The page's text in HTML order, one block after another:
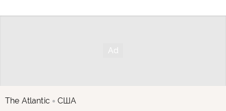
The Atlantic США